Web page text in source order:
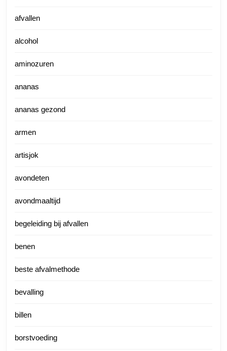
afvallen
alcohol
aminozuren
ananas
ananas gezond
armen
artisjok
avondeten
avondmaaltijd
begeleiding bij afvallen
benen
beste afvalmethode
bevalling
billen
borstvoeding